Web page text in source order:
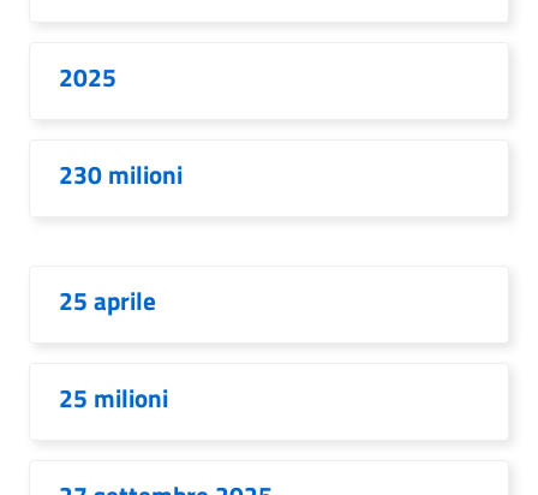
2025
230 milioni
25 aprile
25 milioni